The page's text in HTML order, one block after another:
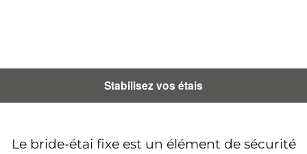
Stabilisez vos étais
Le bride-étai fixe est un élément de sécurité